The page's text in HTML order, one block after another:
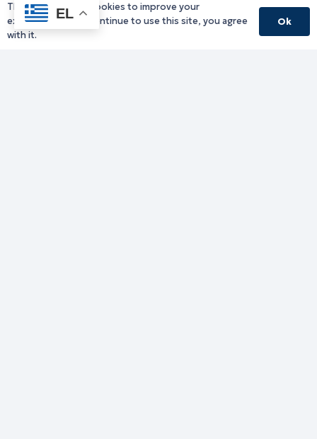
Υπηρεσίες Δράμας
Υπηρεσίες Καβάλας
EL
This website uses cookies to improve your
experience. If you continue to use this site, you agree
with it.
Ok